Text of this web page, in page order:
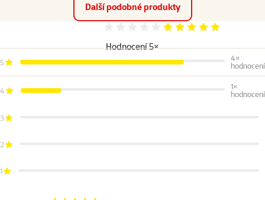
Další podobné produkty
Hodnocení 5×
Hodnocení 96%
5
4×
hodnocení
4
1×
hodnocení
3
2
1